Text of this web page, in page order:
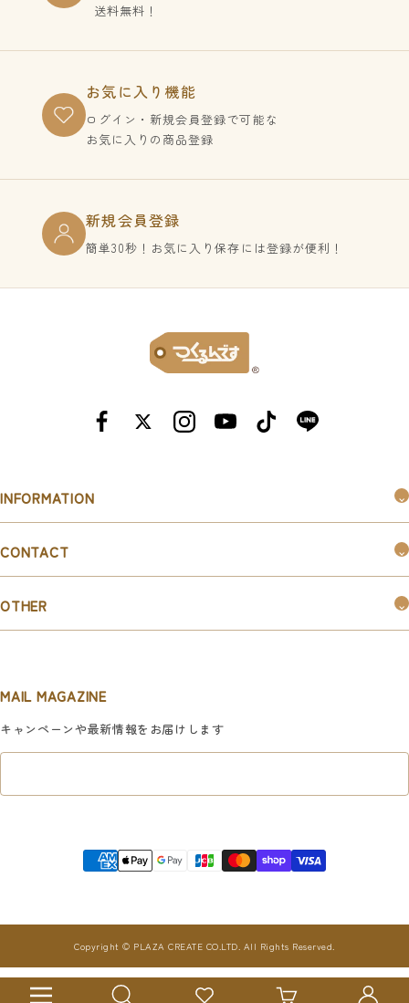
ナ
送料無料！
お気に入り機能
ログイン・新規会員登録で可能な
お気に入りの商品登録
新規会員登録
簡単30秒！お気に入り保存には登録が便利！
INFORMATION
お知らせ
CONTACT
OTHER
利用規約
特定商取引法に基づく表記
MAIL MAGAZINE
キャンペーンや最新情報をお届けします
Copyright © PLAZA CREATE CO.LTD. All Rights Reserved.